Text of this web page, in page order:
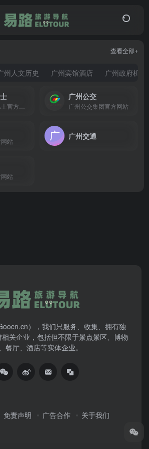
州人文历史 广州宾馆酒店 广州政府机构
查看全部+
广州公交
广州公交集团官方网站
站
广州交通
站
），我们只服务、收集、拥有独
关企业，包括但不限于景点景区、博物
餐厅、酒店等实体企业。
免责声明 广告合作 关于我们